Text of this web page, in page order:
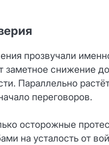
прозвучали
снижение
Параллельно
переговоров.
осторожные
на усталость от